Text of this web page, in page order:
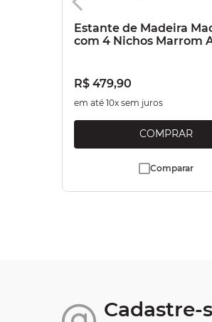
Estante de Madeira
com 4 Nichos Marrom
R$ 479,90
em até 10x sem juros
Comparar
Cadastre-